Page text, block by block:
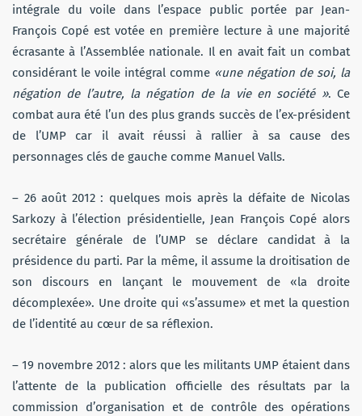
intégrale du voile dans l’espace public portée par Jean-
François Copé est votée en première lecture à une majorité
écrasante à l’Assemblée nationale. Il en avait fait un combat
considérant le voile intégral comme «une négation de soi, la
négation de l’autre, la négation de la vie en société ». Ce
combat aura été l’un des plus grands succès de l’ex-président
de l’UMP car il avait réussi à rallier à sa cause des
personnages clés de gauche comme Manuel Valls.
– 26 août 2012 : quelques mois après la défaite de Nicolas
Sarkozy à l’élection présidentielle, Jean François Copé alors
secrétaire générale de l’UMP se déclare candidat à la
présidence du parti. Par la même, il assume la droitisation de
son discours en lançant le mouvement de «la droite
décomplexée». Une droite qui «s’assume» et met la question
de l’identité au cœur de sa réflexion.
– 19 novembre 2012 : alors que les militants UMP étaient dans
l’attente de la publication officielle des résultats par la
commission d’organisation et de contrôle des opérations